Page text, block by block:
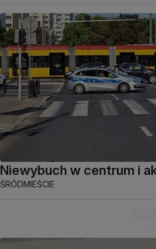
Niewybuch w centrum i
ŚRÓDMIEŚCIE